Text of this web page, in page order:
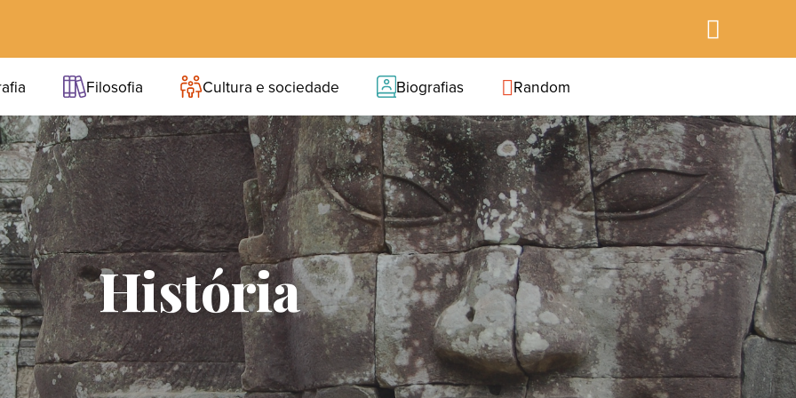
Filosofia Cultura e sociedade Biografias Random
História